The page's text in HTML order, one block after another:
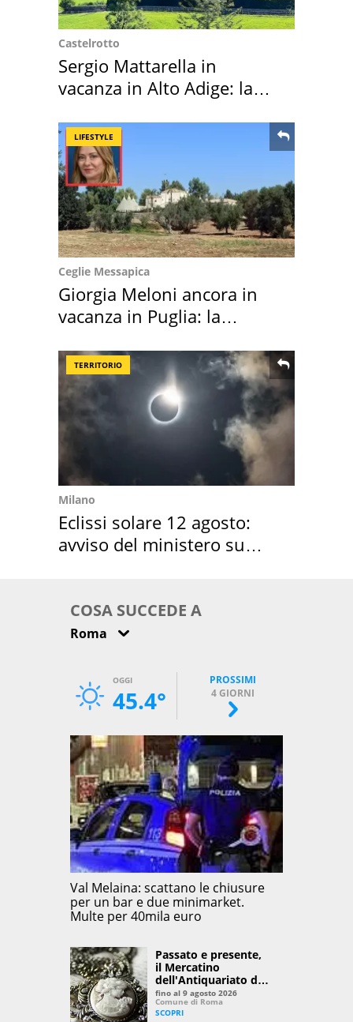
Castelrotto
Sergio Mattarella in
vacanza in Alto Adige: la
LIFESTYLE
Ceglie Messapica
Giorgia Meloni ancora in
vacanza in Puglia: la
TERRITORIO
Milano
Eclissi solare 12 agosto:
avviso del ministero su